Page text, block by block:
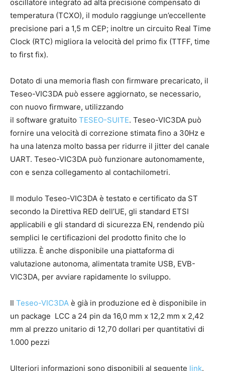
oscillatore integrato ad alta precisione compensato di
temperatura (TCXO), il modulo raggiunge un’eccellente
precisione pari a 1,5 m CEP; inoltre un circuito Real Time
Clock (RTC) migliora la velocità del primo fix (TTFF, time
to first fix).
Dotato di una memoria flash con firmware precaricato, il
Teseo-VIC3DA può essere aggiornato, se necessario,
con nuovo firmware, utilizzando
il software gratuito TESEO-SUITE. Teseo-VIC3DA può
fornire una velocità di correzione stimata fino a 30Hz e
ha una latenza molto bassa per ridurre il jitter del canale
UART. Teseo-VIC3DA può funzionare autonomamente,
con e senza collegamento al contachilometri.
Il modulo Teseo-VIC3DA è testato e certificato da ST
secondo la Direttiva RED dell’UE, gli standard ETSI
applicabili e gli standard di sicurezza EN, rendendo più
semplici le certificazioni del prodotto finito che lo
utilizza. È anche disponibile una piattaforma di
valutazione autonoma, alimentata tramite USB, EVB-
VIC3DA, per avviare rapidamente lo sviluppo.
Il Teseo-VIC3DA è già in produzione ed è disponibile in
un package LCC a 24 pin da 16,0 mm x 12,2 mm x 2,42
mm al prezzo unitario di 12,70 dollari per quantitativi di
1.000 pezzi
Ulteriori informazioni sono disponibili al seguente link.